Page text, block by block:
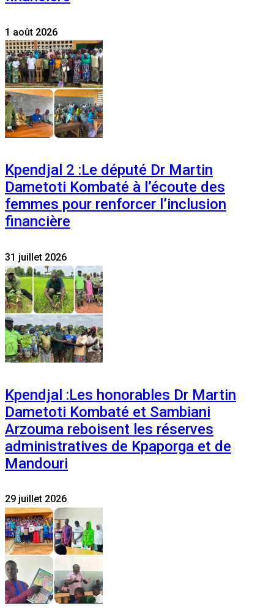
1 août 2026
Kpendjal 2 :Le député Dr Martin
Dametoti Kombaté à l’écoute des
femmes pour renforcer l’inclusion
financière
31 juillet 2026
Kpendjal :Les honorables Dr Martin
Dametoti Kombaté et Sambiani
Arzouma reboisent les réserves
administratives de Kpaporga et de
Mandouri
29 juillet 2026